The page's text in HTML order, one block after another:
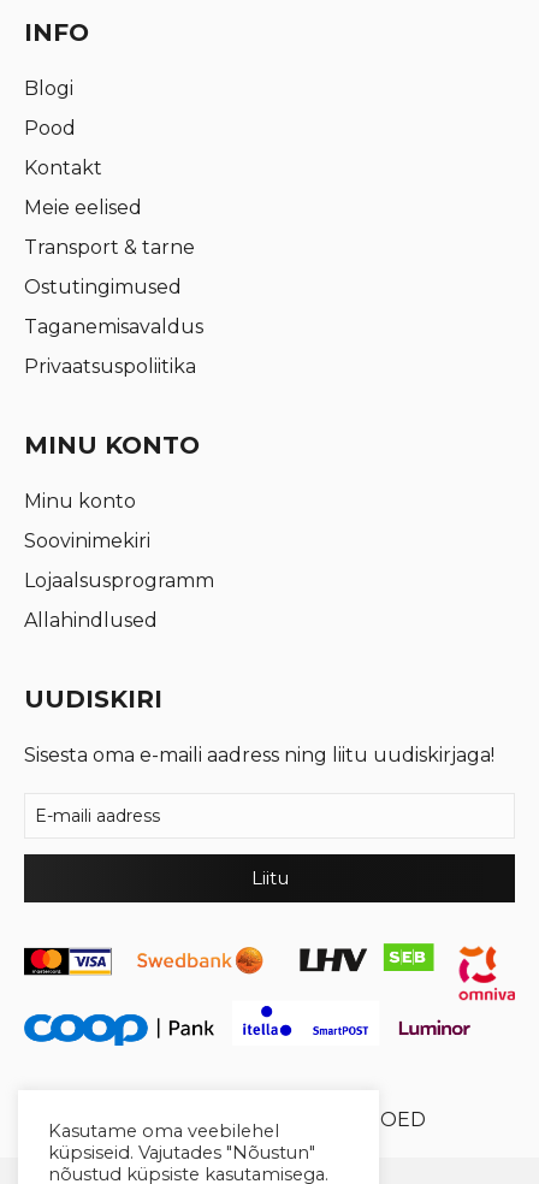
INFO
Blogi
Pood
Kontakt
Meie eelised
Transport & tarne
Ostutingimused
Taganemisavaldus
Privaatsuspoliitika
MINU KONTO
Minu konto
Soovinimekiri
Lojaalsusprogramm
Allahindlused
UUDISKIRI
Sisesta oma e-maili aadress ning liitu uudiskirjaga!
© 2026 Cool Crystal OÜ // XYSUM E-POED
Kasutame oma veebilehel
küpsiseid. Vajutades "Nõustun"
nõustud küpsiste kasutamisega.